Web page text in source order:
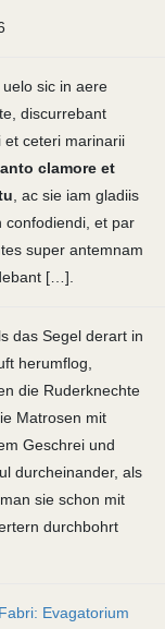
uelo sic in aere
discurrebant
et ceteri marinarii
clamore et
, ac sie iam gladiis
confodiendi, et par
super antemnam
[…].
das Segel derart in
herumflog,
die Ruderknechte
Matrosen mit
Geschrei und
durcheinander, als
sie schon mit
durchbohrt
Evagatorium